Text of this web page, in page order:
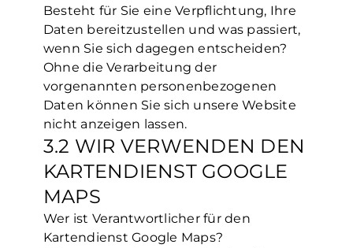
Besteht für Sie eine Verpflichtung, Ihre
Daten bereitzustellen und was passiert,
wenn Sie sich dagegen entscheiden?
Ohne die Verarbeitung der
vorgenannten personenbezogenen
Daten können Sie sich unsere Website
nicht anzeigen lassen.
3.2 WIR VERWENDEN DEN
KARTENDIENST GOOGLE
MAPS
Wer ist Verantwortlicher für den
Kartendienst Google Maps?